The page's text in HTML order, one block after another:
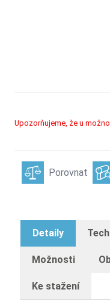
Upozorňujeme, že u
Porovnat
Detaily
Možnosti
Ke stažení